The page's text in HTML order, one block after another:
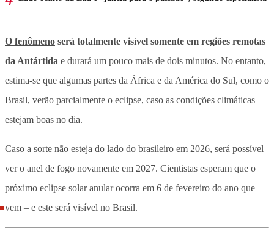
O fenômeno será totalmente visível somente em regiões remotas
da Antártida e durará um pouco mais de dois minutos. No entanto,
estima-se que algumas partes da África e da América do Sul, como o
Brasil, verão parcialmente o eclipse, caso as condições climáticas
estejam boas no dia.
Caso a sorte não esteja do lado do brasileiro em 2026, será possível
ver o anel de fogo novamente em 2027. Cientistas esperam que o
próximo eclipse solar anular ocorra em 6 de fevereiro do ano que
vem – e este será visível no Brasil.